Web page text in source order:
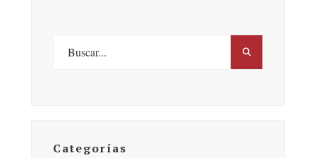
Categorías